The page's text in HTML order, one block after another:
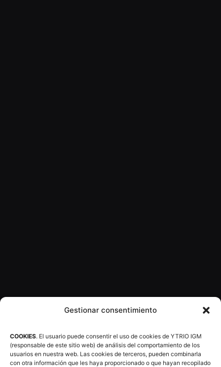
Gestionar consentimiento
COOKIES. El usuario puede consentir el uso de cookies de YTRIO IGM
(responsable de este sitio web) de análisis del comportamiento de los
usuarios en nuestra web. Las cookies de terceros, pueden combinarla
con otra información que les haya proporcionado o que hayan recopilado